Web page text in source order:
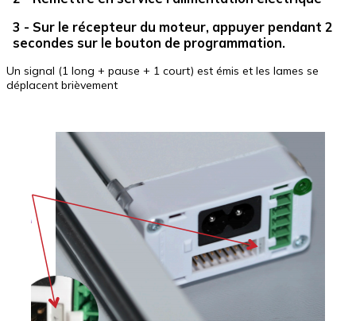
3 - Sur le récepteur du moteur, appuyer pendant 2
secondes sur le bouton de programmation.
Un signal (1 long + pause + 1 court) est émis et les lames se
déplacent brièvement